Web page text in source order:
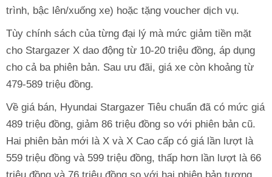
trình, bậc lên/xuống xe) hoặc tặng voucher dịch vụ.
Tùy chính sách của từng đại lý mà mức giảm tiền mặt
cho Stargazer X dao động từ 10-20 triệu đồng, áp dụng
cho cả ba phiên bản. Sau ưu đãi, giá xe còn khoảng từ
479-589 triệu đồng.
Về giá bán, Hyundai Stargazer Tiêu chuẩn đã có mức giá
489 triệu đồng, giảm 86 triệu đồng so với phiên bản cũ.
Hai phiên bản mới là X và X Cao cấp có giá lần lượt là
559 triệu đồng và 599 triệu đồng, thấp hơn lần lượt là 66